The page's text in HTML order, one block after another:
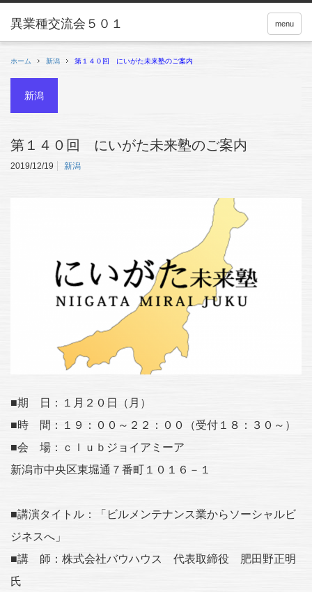
menu
ホーム 新潟 第１４０回 にいがた未来塾のご案内
新潟
第１４０回 にいがた未来塾のご案内
2019/12/19 新潟
■期 日：１月２０日（月）
■時 間：１９：００～２２：００（受付１８：３０～）
■会 場：ｃｌｕｂジョイアミーア
新潟市中央区東堀通７番町１０１６－１
■講演タイトル：「ビルメンテナンス業からソーシャルビ
ジネスへ」
■講 師：株式会社バウハウス 代表取締役 肥田野正明
氏